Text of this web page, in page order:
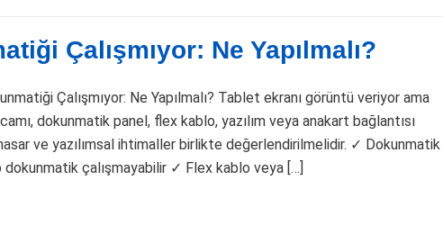
Çalışmıyor: Ne Yapılmalı?
Çalışmıyor: Ne Yapılmalı? Tablet ekranı görüntü veriyor ama
dokunmatik panel, flex kablo, yazılım veya anakart bağlantısı
ve yazılımsal ihtimaller birlikte değerlendirilmelidir. ✓ Dokunmatik
çalışmayabilir ✓ Flex kablo veya […]